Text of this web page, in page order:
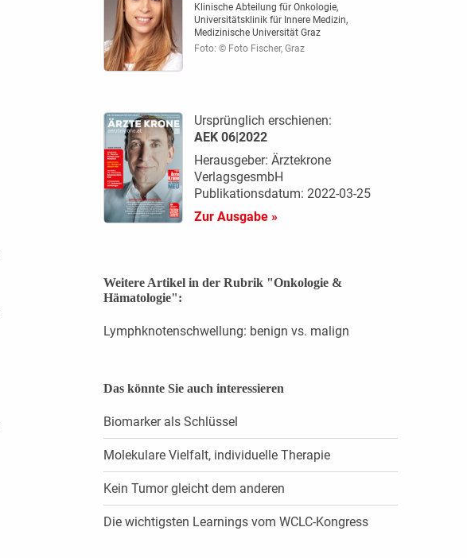
Klinische Abteilung für Onkologie,
Universitätsklinik für Innere Medizin,
Medizinische Universität Graz
Foto: © Foto Fischer, Graz
Ursprünglich erschienen:
AEK 06|2022
Herausgeber: Ärztekrone
VerlagsgesmbH
Publikationsdatum: 2022-03-25
Zur Ausgabe »
Weitere Artikel in der Rubrik "Onkologie &
Hämatologie":
Lymphknotenschwellung: benign vs. malign
Das könnte Sie auch interessieren
Biomarker als Schlüssel
Molekulare Vielfalt, individuelle Therapie
Kein Tumor gleicht dem anderen
Die wichtigsten Learnings vom WCLC-Kongress